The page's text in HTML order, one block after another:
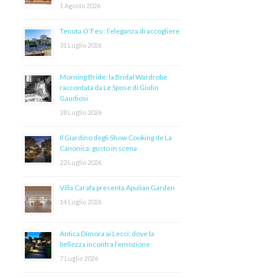
1 Agosto 2026
Tenuta O’Feo : l’eleganza di accogliere
31 Luglio 2026
Morning Bride: la Bridal Wardrobe
raccontata da Le Spose di Giulio
Gaudiosi
28 Luglio 2026
Il Giardino degli Show Cooking de La
Canonica: gusto in scena
22 Luglio 2026
Villa Carafa presenta Apulian Garden
14 Luglio 2026
Antica Dimora ai Lecci: dove la
bellezza incontra l’emozione
7 Luglio 2026